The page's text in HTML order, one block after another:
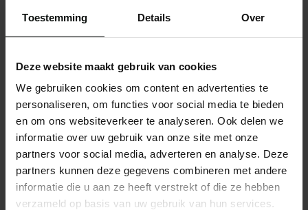
Toestemming Details Over
Deze website maakt gebruik van cookies
We gebruiken cookies om content en advertenties te
personaliseren, om functies voor social media te bieden
en om ons websiteverkeer te analyseren. Ook delen we
informatie over uw gebruik van onze site met onze
partners voor social media, adverteren en analyse. Deze
partners kunnen deze gegevens combineren met andere
informatie die u aan ze heeft verstrekt of die ze hebben
verzameld op basis van uw gebruik van hun services.